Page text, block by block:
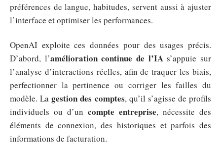
préférences de langue, habitudes, servent aussi à ajuster
l’interface et optimiser les performances.
OpenAI exploite ces données pour des usages précis.
D’abord, l’amélioration continue de l’IA s’appuie sur
l’analyse d’interactions réelles, afin de traquer les biais,
perfectionner la pertinence ou corriger les failles du
modèle. Lagestion des comptes, qu’il s’agisse de profils
individuels ou d’un compte entreprise, nécessite des
éléments de connexion, des historiques et parfois des
informations de facturation.